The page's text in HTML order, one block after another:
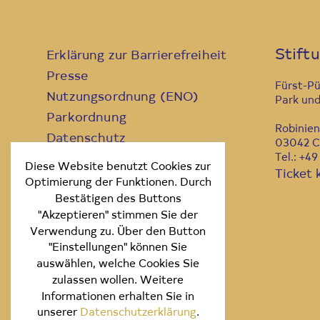
Erklärung zur Barrierefreiheit
Presse
Nutzungsordnung (ENO)
Parkordnung
Datenschutz
Kontakt
Impressum
Fürst-
Park
03042
Tel.:
Ticket
Diese Website benutzt Cookies zur
Optimierung der Funktionen. Durch
Bestätigen des Buttons
"Akzeptieren" stimmen Sie der
Verwendung zu. Über den Button
"Einstellungen" können Sie
auswählen, welche Cookies Sie
zulassen wollen. Weitere
Informationen erhalten Sie in
unserer Datenschutzerklärung.